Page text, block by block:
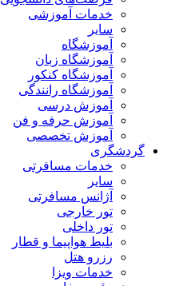
خدمات آموزشی
سایر
آموزشگاه
آموزشگاه زبان
آموزشگاه کنکور
آموزشگاه رانندگی
آموزش درسی
آموزش حرفه و فن
آموزش تخصصی
گردشگری
خدمات مسافرتی
سایر
آژانس مسافرتی
تور خارجی
تور داخلی
بلیط هواپیما و قطار
رزرو هتل
خدمات ویزا